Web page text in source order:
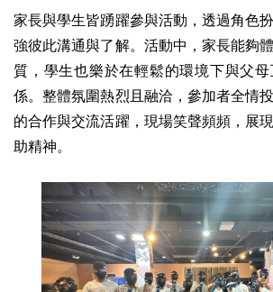
家長與學生皆踴躍參與活動，透過角色
強彼此溝通與了解。活動中，家長能夠
質，學生也樂於在輕鬆的環境下與父
係。整體氛圍熱烈且融洽，參加者全情
的合作與交流活躍，現場笑聲頻頻，展
助精神。